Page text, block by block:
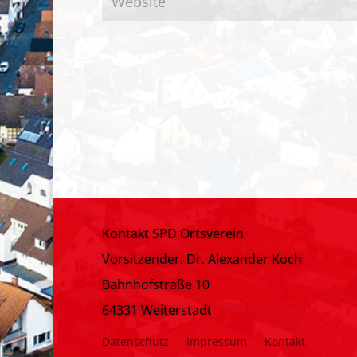
Kontakt SPD Ortsverein
Vorsitzender: Dr. Alexander Koch
Bahnhofstraße 10
64331 Weiterstadt
Datenschutz Impressum Kontakt